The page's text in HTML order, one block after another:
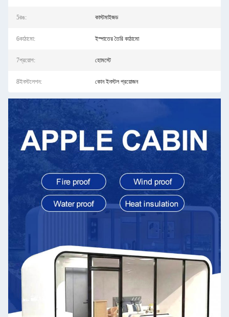
5রঙ: কাস্টমাইজড
6কাঠামো: ইস্পাতের তৈরি কাঠামো
7প্রয়োগ: হোমস্টে
8ইনস্টলেশন: কোন ইনস্টল প্রয়োজন